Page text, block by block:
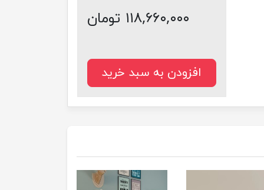
۱۱۸,۶۶۰,۰۰۰ تومان
افزودن به سبد خرید